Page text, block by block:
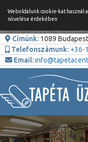
Weboldalunk cookie-kat használ
növelése érdekében
Címünk: 1089
Telefonszámunk: +36-
Email: